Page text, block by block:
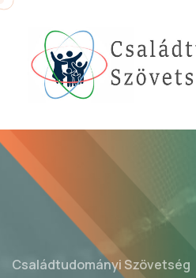
Családtudományi Szövetség